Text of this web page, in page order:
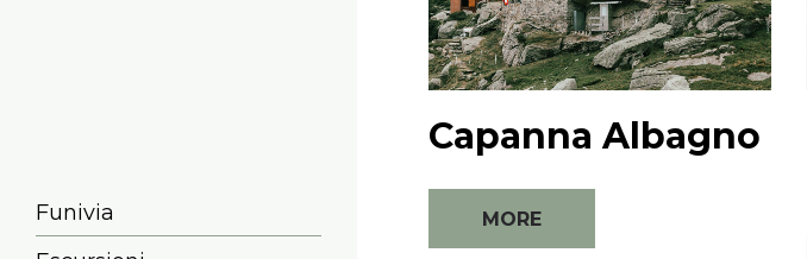
Funivia
Capanna Albagno
MORE